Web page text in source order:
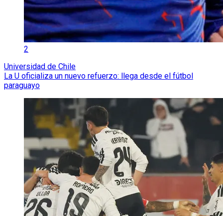
2
Universidad de Chile
La U oficializa un nuevo refuerzo: llega desde el fútbol
paraguayo